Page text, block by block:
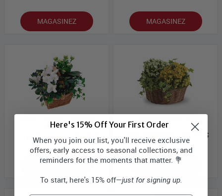
MAGASINEZ MAGASINEZ
Blanches
Prix Bloomex:
43,99 $
MAGASINEZ
Prix Bloomex:
65,99 $
MAGASINEZ
Here's 15% Off Your First Order
When you join our list, you'll receive exclusive
offers, early access to seasonal collections, and
reminders for the moments that matter. 💐
To start, here's 15% off—just for signing up.